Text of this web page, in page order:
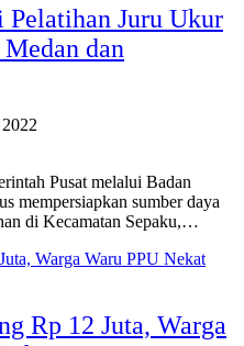
Pelatihan Juru Ukur
dan
Pusat melalui Badan
mempersiapkan sumber daya
di Kecamatan Sepaku,…
Rp 12 Juta, Warga